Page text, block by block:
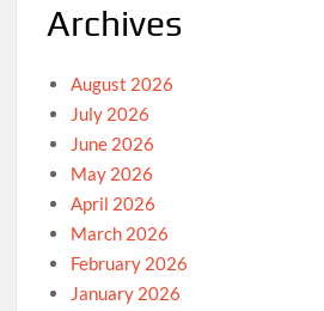
Archives
August 2026
July 2026
June 2026
May 2026
April 2026
March 2026
February 2026
January 2026